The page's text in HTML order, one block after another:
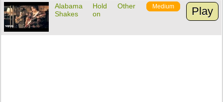
Alabama
Shakes
Hold
on
Other Medium Play